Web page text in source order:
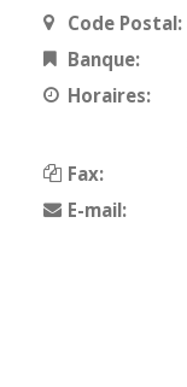
Code Postal:
Banque:
Horaires:
Fax:
E-mail: